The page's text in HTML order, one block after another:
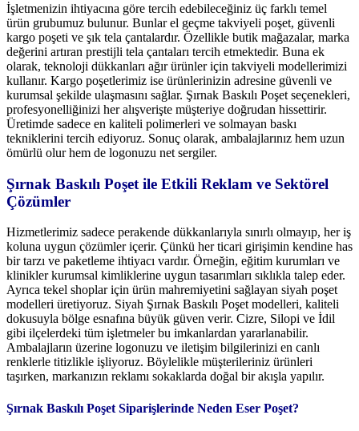
İşletmenizin ihtiyacına göre tercih edebileceğiniz üç farklı temel
ürün grubumuz bulunur. Bunlar el geçme takviyeli poşet, güvenli
kargo poşeti ve şık tela çantalardır. Özellikle butik mağazalar, marka
değerini artıran prestijli tela çantaları tercih etmektedir. Buna ek
olarak, teknoloji dükkanları ağır ürünler için takviyeli modellerimizi
kullanır. Kargo poşetlerimiz ise ürünlerinizin adresine güvenli ve
kurumsal şekilde ulaşmasını sağlar. Şırnak Baskılı Poşet seçenekleri,
profesyonelliğinizi her alışverişte müşteriye doğrudan hissettirir.
Üretimde sadece en kaliteli polimerleri ve solmayan baskı
tekniklerini tercih ediyoruz. Sonuç olarak, ambalajlarınız hem uzun
ömürlü olur hem de logonuzu net sergiler.
Şırnak Baskılı Poşet ile Etkili Reklam ve Sektörel
Çözümler
Hizmetlerimiz sadece perakende dükkanlarıyla sınırlı olmayıp, her iş
koluna uygun çözümler içerir. Çünkü her ticari girişimin kendine has
bir tarzı ve paketleme ihtiyacı vardır. Örneğin, eğitim kurumları ve
klinikler kurumsal kimliklerine uygun tasarımları sıklıkla talep eder.
Ayrıca tekel shoplar için ürün mahremiyetini sağlayan siyah poşet
modelleri üretiyoruz. Siyah Şırnak Baskılı Poşet modelleri, kaliteli
dokusuyla bölge esnafına büyük güven verir. Cizre, Silopi ve İdil
gibi ilçelerdeki tüm işletmeler bu imkanlardan yararlanabilir.
Ambalajların üzerine logonuzu ve iletişim bilgilerinizi en canlı
renklerle titizlikle işliyoruz. Böylelikle müşterileriniz ürünleri
taşırken, markanızın reklamı sokaklarda doğal bir akışla yapılır.
Şırnak Baskılı Poşet Siparişlerinde Neden Eser Poşet?